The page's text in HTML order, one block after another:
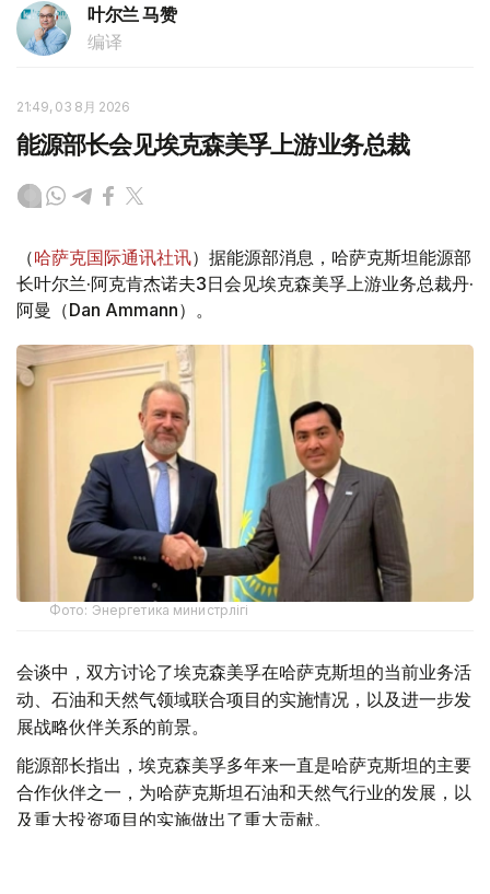
叶尔兰 马赞
编译
21:49, 03 8月 2026
能源部长会见埃克森美孚上游业务总裁
（哈萨克国际通讯社讯）据能源部消息，哈萨克斯坦能源部
长叶尔兰·阿克肯杰诺夫3日会见埃克森美孚上游业务总裁丹·
阿曼（Dan Ammann）。
Фото: Энергетика министрлігі
会谈中，双方讨论了埃克森美孚在哈萨克斯坦的当前业务活
动、石油和天然气领域联合项目的实施情况，以及进一步发
展战略伙伴关系的前景。
能源部长指出，埃克森美孚多年来一直是哈萨克斯坦的主要
合作伙伴之一，为哈萨克斯坦石油和天然气行业的发展，以
及重大投资项目的实施做出了重大贡献。